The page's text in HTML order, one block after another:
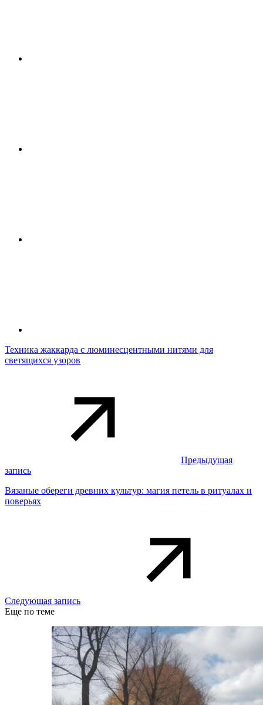
Техника жаккарда с люминесцентными нитями для
светящихся узоров
Предыдущая
запись
Вязаные обереги древних культур: магия петель в ритуалах и
поверьях
Следующая запись
Еще по теме